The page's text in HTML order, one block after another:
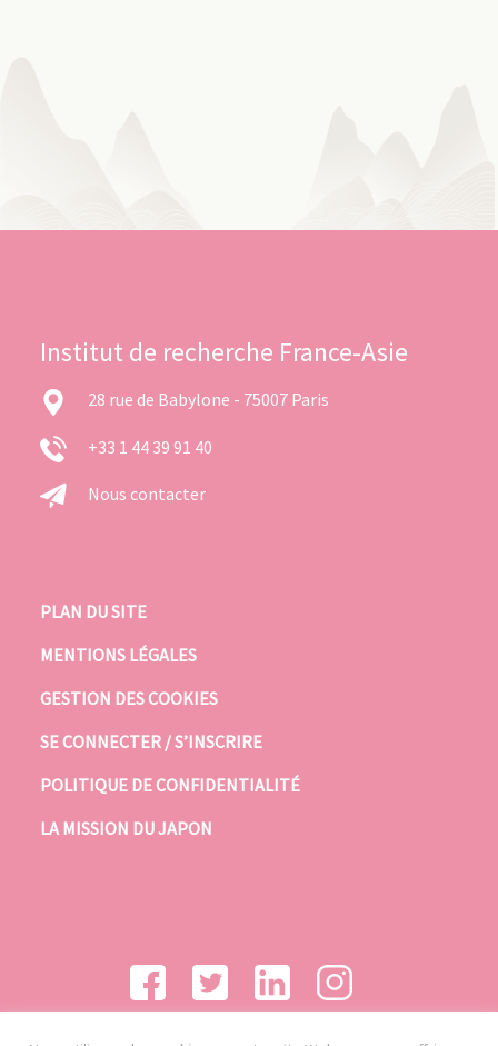
Institut de recherche France-Asie
28 rue de Babylone - 75007 Paris
+33 1 44 39 91 40
Nous contacter
PLAN DU SITE
MENTIONS LÉGALES
GESTION DES COOKIES
SE CONNECTER / S’INSCRIRE
POLITIQUE DE CONFIDENTIALITÉ
LA MISSION DU JAPON